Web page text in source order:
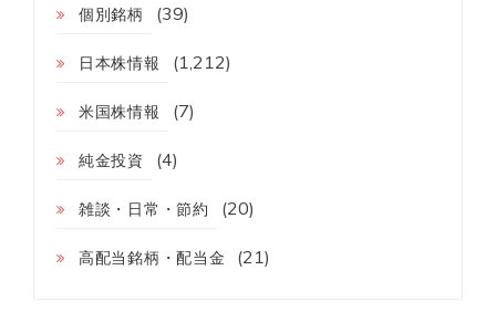
個別銘柄 (39)
日本株情報 (1,212)
米国株情報 (7)
純金投資 (4)
雑談・日常・節約 (20)
高配当銘柄・配当金 (21)